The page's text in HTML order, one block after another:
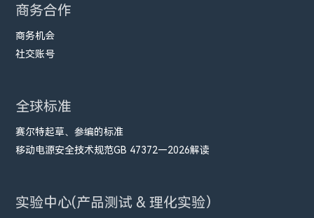
商务合作
商务机会
社交账号
全球标准
赛尔特起草、参编的标准
移动电源安全技术规范GB 47372—2026解读
实验中心(产品测试 & 理化实验）